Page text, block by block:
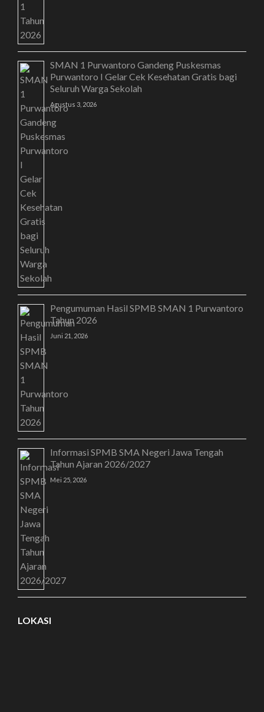
SMAN 1 Purwantoro Gandeng Puskesmas
Purwantoro I Gelar Cek Kesehatan Gratis bagi
Seluruh Warga Sekolah
Agustus 3, 2026
Pengumuman Hasil SPMB SMAN 1 Purwantoro
Tahun 2026
Juni 21, 2026
Informasi SPMB SMA Negeri Jawa Tengah
Tahun Ajaran 2026/2027
Mei 25, 2026
LOKASI